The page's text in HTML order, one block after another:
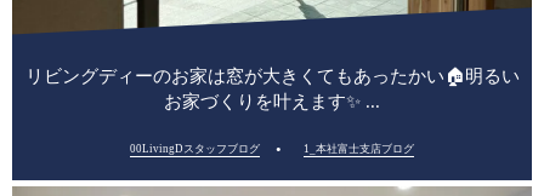
リビングディーのお家は窓が大きくてもあったかい🏠明るい
お家づくりを叶えます✨ ...
00LivingDスタッフブログ 1_本社富士支店ブログ